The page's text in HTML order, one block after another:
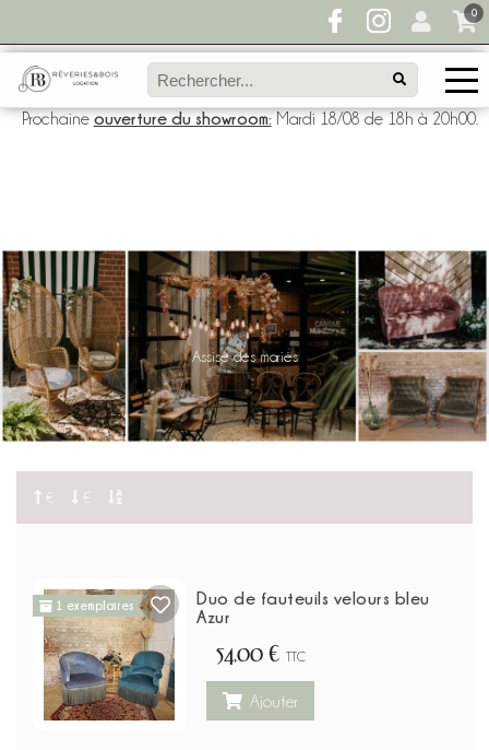
0
Prochaineouverture du showroom:Mardi 18/08 de 18h à 20h00.
Assise des mariés
€ €
1 exemplaires
Duo de fauteuils velours bleu
Azur
54,00 € TTC
Ajouter